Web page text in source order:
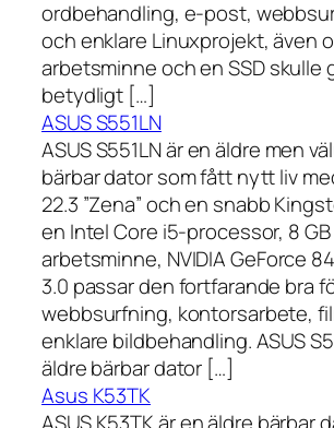
ordbehandling, e-post,
och enklare Linuxprojekt, även
arbetsminne och en SSD skulle
betydligt […]
ASUS S551LN
ASUS S551LN är en äldre men
bärbar dator som fått nytt liv
22.3 ”Zena” och en snabb
en Intel Core i5-processor, 8 GB
arbetsminne, NVIDIA GeForce
3.0 passar den fortfarande bra
webbsurfning, kontorsarbete,
enklare bildbehandling. ASUS
äldre bärbar dator […]
Asus K53TK
ASUS K53TK är en äldre bärbar